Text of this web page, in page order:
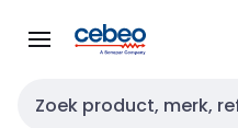
naar
naar
Zoekveld invoer